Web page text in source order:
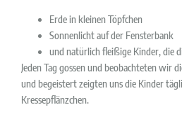
Erde in kleinen Töpfchen
Sonnenlicht auf der Fensterbank
und natürlich fleißige Kinder, die
Jeden Tag gossen und beobachteten wir
und begeistert zeigten uns die Kinder
Kressepflänzchen.